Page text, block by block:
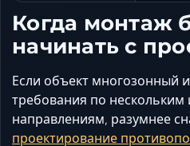
Когда монтаж
начинать с
Если объект многозонный
требования по
направлениям, разумнее
проектирование